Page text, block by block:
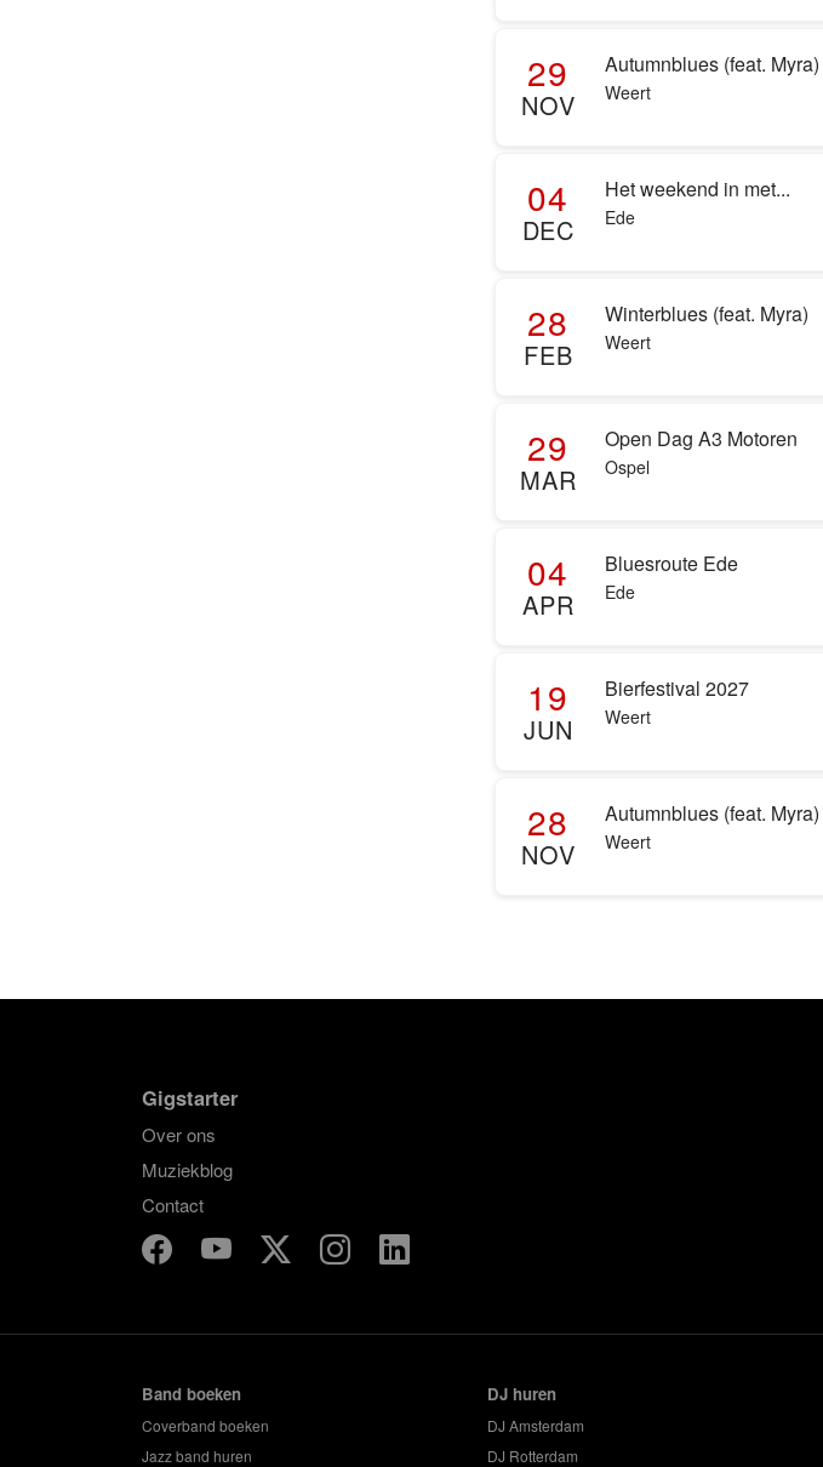
29
NOV
Autumnblues (feat. Myra)
Weert
04
DEC
Het weekend in met...
Ede
28
FEB
Winterblues (feat. Myra)
Weert
29
MAR
Open Dag A3 Motoren
Ospel
04
APR
Bluesroute Ede
Ede
19
JUN
Bierfestival 2027
Weert
28
NOV
Autumnblues (feat. Myra)
Weert
Gigstarter
Over ons
Muziekblog
Contact
Band boeken
Coverband boeken
Jazz band huren
DJ huren
DJ Amsterdam
DJ Rotterdam